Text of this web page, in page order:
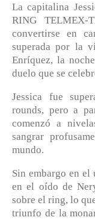
La capitalina
RING TELMEX-
convertirse en
superada por la
Enríquez, la
duelo que se
Jessica fue
rounds, pero a
comenzó a
sangrar
mundo.
Sin embargo en
en el oído de
sobre el ring, lo
triunfo de la